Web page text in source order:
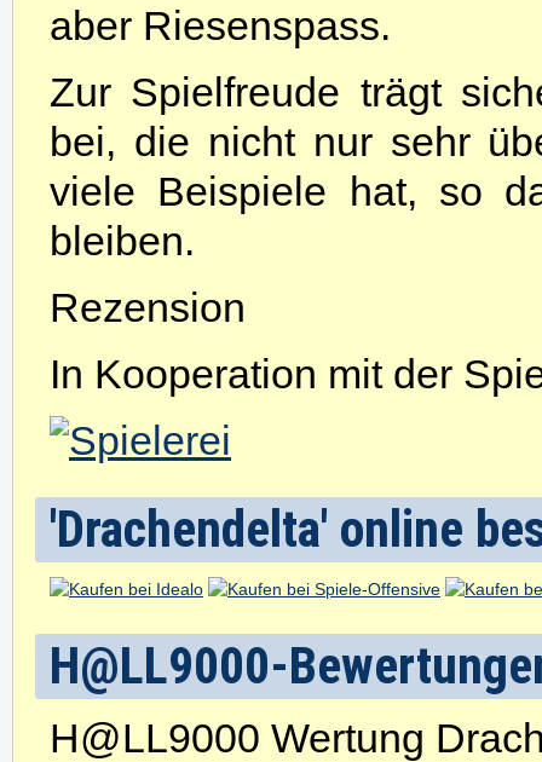
aber Riesenspass.
Zur Spielfreude trägt
bei, die nicht nur sehr
viele Beispiele hat, so
bleiben.
Rezension
In Kooperation mit der
'Drachendelta' online
H@LL9000-
H@LL9000 Wertung